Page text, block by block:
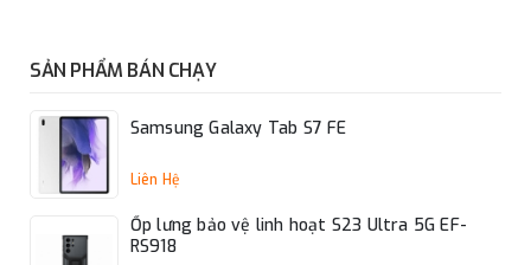
SẢN PHẨM BÁN CHẠY
Samsung Galaxy Tab S7 FE
Liên Hệ
Ốp lưng bảo vệ linh hoạt S23 Ultra 5G EF-
RS918